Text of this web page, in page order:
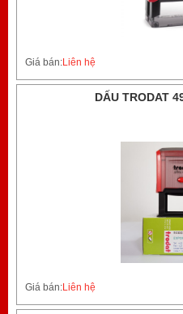
Giá bán:Liên hệ
DẤU TRODAT
Giá bán:Liên hệ